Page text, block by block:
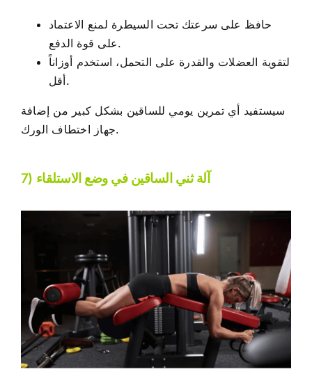
حافظ على سرعتك تحت السيطرة لمنع الاعتماد
على قوة الدفع.
لتقوية العضلات والقدرة على التحمل، استخدم أوزاناً
أقل.
سيستفيد أي تمرين يومي للساقين بشكل كبير من إضافة
جهاز اختطاف الورك.
7) آلة ثني الساقين في وضع الاستلقاء